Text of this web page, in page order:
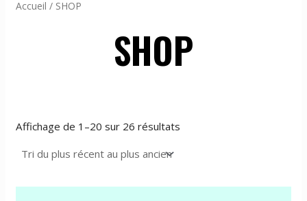
Accueil / SHOP
SHOP
Affichage de 1–20 sur 26 résultats
ancien